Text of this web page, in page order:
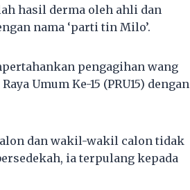
hasil derma oleh ahli dan
nama ‘parti tin Milo’.
pengagihan wang
Umum Ke-15 (PRU15) dengan
dan wakil-wakil calon tidak
ia terpulang kepada